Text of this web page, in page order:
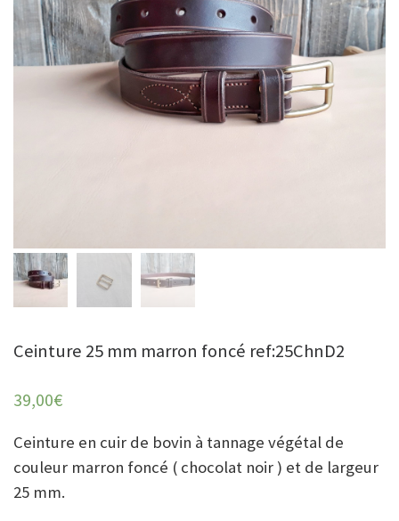
Ceinture 25 mm marron foncé ref:25ChnD2
39,00€
Ceinture en cuir de bovin à tannage végétal de
couleur marron foncé ( chocolat noir ) et de largeur
25 mm.